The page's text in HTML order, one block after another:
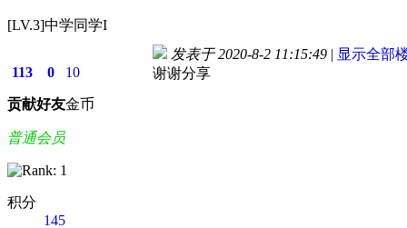
[LV.3]中学同学I
113
贡献
0
好友
10
金币
普通会员
积分
145
发表于 2020-8-2 11:15:49 | 显示全部
谢谢分享